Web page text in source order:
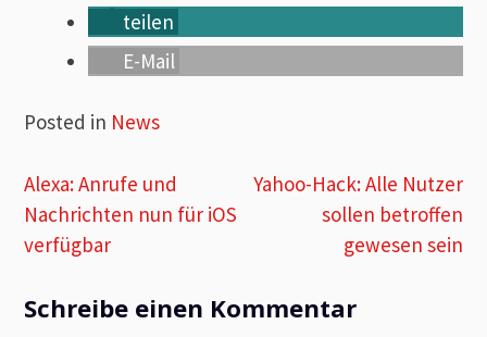
teilen
E-Mail
Posted in News
Beitragsnavigation
Alexa: Anrufe und
Nachrichten nun für iOS
verfügbar
Yahoo-Hack: Alle Nutzer
sollen betroffen
gewesen sein
Schreibe einen Kommentar